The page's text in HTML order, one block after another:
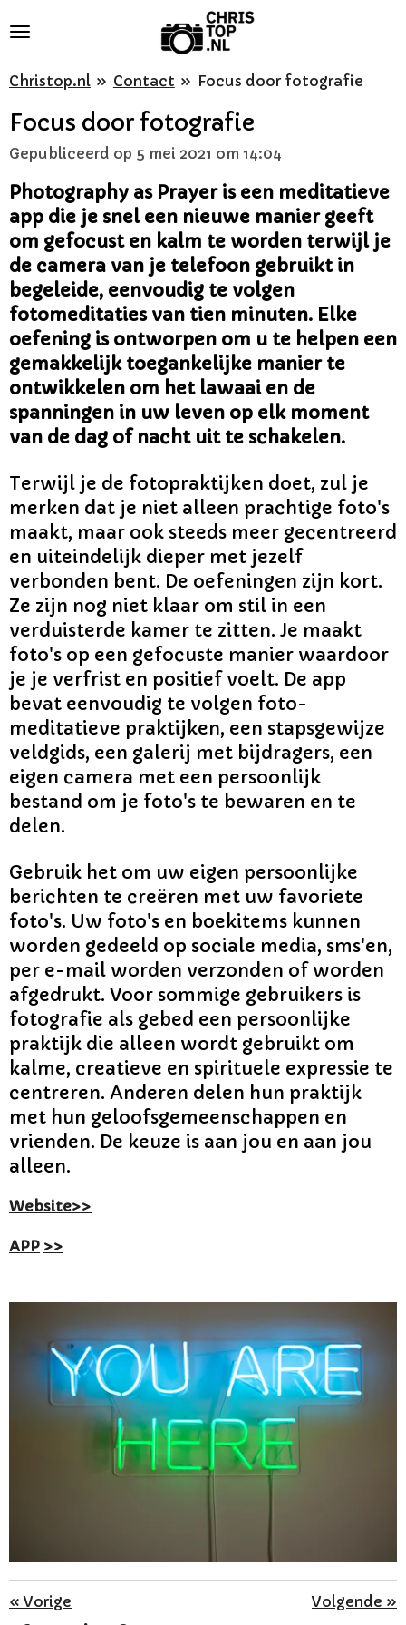
naar
hoofdinhoud
Christop.nl » Contact » Focus door fotografie
Focus door fotografie
Gepubliceerd op 5 mei 2021 om 14:04
Photography as Prayer is een meditatieve
app die je snel een nieuwe manier geeft
om gefocust en kalm te worden terwijl je
de camera van je telefoon gebruikt in
begeleide, eenvoudig te volgen
fotomeditaties van tien minuten. Elke
oefening is ontworpen om u te helpen een
gemakkelijk toegankelijke manier te
ontwikkelen om het lawaai en de
spanningen in uw leven op elk moment
van de dag of nacht uit te schakelen.
Terwijl je de fotopraktijken doet, zul je
merken dat je niet alleen prachtige foto's
maakt, maar ook steeds meer gecentreerd
en uiteindelijk dieper met jezelf
verbonden bent. De oefeningen zijn kort.
Ze zijn nog niet klaar om stil in een
verduisterde kamer te zitten. Je maakt
foto's op een gefocuste manier waardoor
je je verfrist en positief voelt. De app
bevat eenvoudig te volgen foto-
meditatieve praktijken, een stapsgewijze
veldgids, een galerij met bijdragers, een
eigen camera met een persoonlijk
bestand om je foto's te bewaren en te
delen.
Gebruik het om uw eigen persoonlijke
berichten te creëren met uw favoriete
foto's. Uw foto's en boekitems kunnen
worden gedeeld op sociale media, sms'en,
per e-mail worden verzonden of worden
afgedrukt. Voor sommige gebruikers is
fotografie als gebed een persoonlijke
praktijk die alleen wordt gebruikt om
kalme, creatieve en spirituele expressie te
centreren. Anderen delen hun praktijk
met hun geloofsgemeenschappen en
vrienden. De keuze is aan jou en aan jou
alleen.
Website>>
APP >>
«Vorige Volgende »